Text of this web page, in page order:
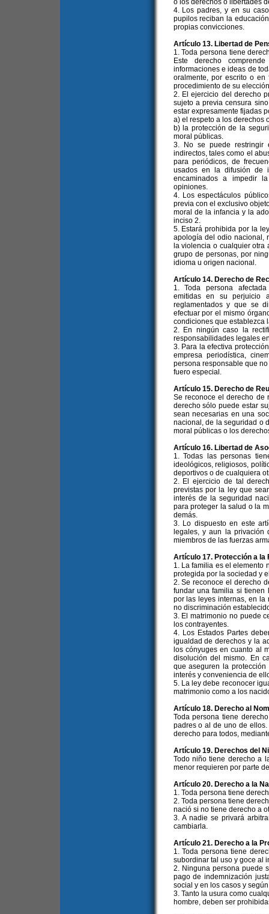
o los derechos o libertades
4. Los padres, y en su
pupilos reciban la
propias convicciones.
Artículo 13. Libertad de
1. Toda persona tiene
Este derecho
informaciones e ideas de
oralmente, por escrito o
procedimiento de su
2. El ejercicio del derecho
sujeto a previa censura
estar expresamente fijadas
a) el respeto a los derechos
b) la protección de la
moral públicas.
3. No se puede restringir
indirectos, tales como el
para periódicos, de
usados en la difusión de
encaminados a impedir
opiniones.
4. Los espectáculos
previa con el exclusivo
moral de la infancia y la
inciso 2.
5. Estará prohibida por la
apología del odio nacional,
la violencia o cualquier
grupo de personas, por
idioma u origen nacional.
Artículo 14. Derecho de
1. Toda persona
emitidas en su perjuicio
reglamentados y que se
efectuar por el mismo
condiciones que establezca
2. En ningún caso la
responsabilidades legales
3. Para la efectiva
empresa periodística,
persona responsable que
fuero especial.
Artículo 15. Derecho de
Se reconoce el derecho de
derecho sólo puede estar
sean necesarias en una
nacional, de la seguridad o
moral públicas o los
Artículo 16. Libertad de
1. Todas las personas
ideológicos, religiosos,
deportivos o de cualquiera
2. El ejercicio de tal
previstas por la ley que
interés de la seguridad
para proteger la salud o la
demás.
3. Lo dispuesto en este
legales, y aun la
miembros de las fuerzas
Artículo 17. Protección a la
1. La familia es el elemento
protegida por la sociedad y
2. Se reconoce el derecho
fundar una familia si
por las leyes internas, en
no discriminación
3. El matrimonio no puede
los contrayentes.
4. Los Estados Partes
igualdad de derechos y la
los cónyuges en cuanto al
disolución del mismo. En
que aseguren la
interés y conveniencia de
5. La ley debe reconocer
matrimonio como a los
Artículo 18. Derecho al
Toda persona tiene
padres o al de uno de
derecho para todos,
Artículo 19. Derechos del
Todo niño tiene derecho a
menor requieren por parte
Artículo 20. Derecho a la
1. Toda persona tiene
2. Toda persona tiene
nació si no tiene derecho a
3. A nadie se privará
cambiarla.
Artículo 21. Derecho a la
1. Toda persona tiene
subordinar tal uso y goce al
2. Ninguna persona puede
pago de indemnización
social y en los casos y
3. Tanto la usura como
hombre, deben ser